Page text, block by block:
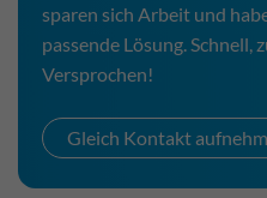
sparen sich Arbeit und
passende Lösung. Schnell,
Versprochen!
Gleich Kontakt